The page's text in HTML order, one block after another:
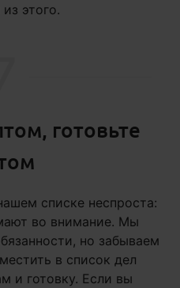
этого.
готовьте
списке неспроста:
во внимание. Мы
но забываем
в список дел
и готовку. Если вы